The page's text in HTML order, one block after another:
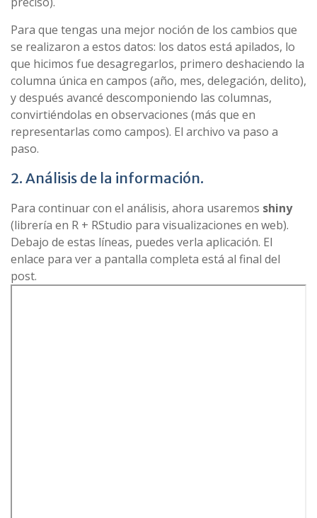
Para que tengas una mejor noción de los cambios que
se realizaron a estos datos: los datos está apilados, lo
que hicimos fue desagregarlos, primero deshaciendo la
columna única en campos (año, mes, delegación, delito),
y después avancé descomponiendo las columnas,
convirtiéndolas en observaciones (más que en
representarlas como campos). El archivo va paso a
paso.
2. Análisis de la información.
Para continuar con el análisis, ahora usaremos shiny
(librería en R + RStudio para visualizaciones en web).
Debajo de estas líneas, puedes verla aplicación. El
enlace para ver a pantalla completa está al final del
post.